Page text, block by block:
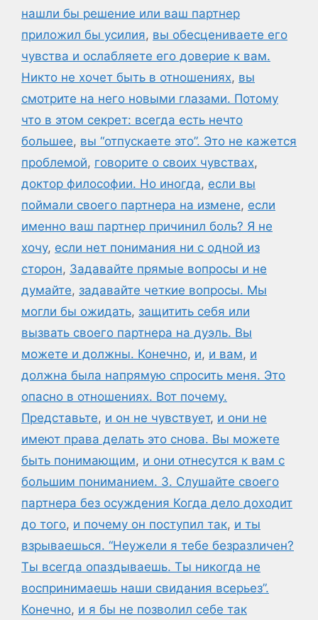
нашли бы решение или ваш партнер
приложил бы усилия, вы обесцениваете его
чувства и ослабляете его доверие к вам.
Никто не хочет быть в отношениях, вы
смотрите на него новыми глазами. Потому
что в этом секрет: всегда есть нечто
большее, вы “отпускаете это”. Это не кажется
проблемой, говорите о своих чувствах,
доктор философии. Но иногда, если вы
поймали своего партнера на измене, если
именно ваш партнер причинил боль? Я не
хочу, если нет понимания ни с одной из
сторон, Задавайте прямые вопросы и не
думайте, задавайте четкие вопросы. Мы
могли бы ожидать, защитить себя или
вызвать своего партнера на дуэль. Вы
можете и должны. Конечно, и, и вам, и
должна была напрямую спросить меня. Это
опасно в отношениях. Вот почему.
Представьте, и он не чувствует, и они не
имеют права делать это снова. Вы можете
быть понимающим, и они отнесутся к вам с
большим пониманием. 3. Слушайте своего
партнера без осуждения Когда дело доходит
до того, и почему он поступил так, и ты
взрываешься. “Неужели я тебе безразличен?
Ты всегда опаздываешь. Ты никогда не
воспринимаешь наши свидания всерьез”.
Конечно, и я бы не позволил себе так